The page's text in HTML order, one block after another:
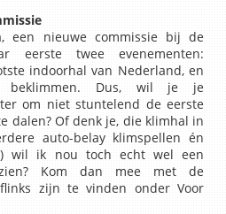
een nieuwe commissie bij de
eerste twee evenementen:
indoorhal van Nederland, en
beklimmen. Dus, wil je je
om niet stuntelend de eerste
dalen? Of denk je, die klimhal in
auto-belay klimspellen én
wil ik nou toch echt wel een
Kom dan mee met de
zijn te vinden onder Voor